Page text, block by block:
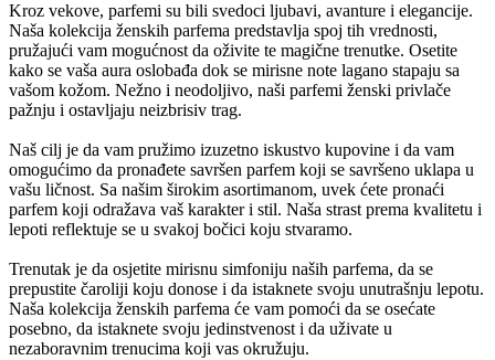
Kroz vekove, parfemi su bili svedoci ljubavi, avanture i elegancije.
Naša kolekcija ženskih parfema predstavlja spoj tih vrednosti,
pružajući vam mogućnost da oživite te magične trenutke. Osetite
kako se vaša aura oslobađa dok se mirisne note lagano stapaju sa
vašom kožom. Nežno i neodoljivo, naši parfemi ženski privlače
pažnju i ostavljaju neizbrisiv trag.
Naš cilj je da vam pružimo izuzetno iskustvo kupovine i da vam
omogućimo da pronađete savršen parfem koji se savršeno uklapa u
vašu ličnost. Sa našim širokim asortimanom, uvek ćete pronaći
parfem koji odražava vaš karakter i stil. Naša strast prema kvalitetu i
lepoti reflektuje se u svakoj bočici koju stvaramo.
Trenutak je da osjetite mirisnu simfoniju naših parfema, da se
prepustite čaroliji koju donose i da istaknete svoju unutrašnju lepotu.
Naša kolekcija ženskih parfema će vam pomoći da se osećate
posebno, da istaknete svoju jedinstvenost i da uživate u
nezaboravnim trenucima koji vas okružuju.